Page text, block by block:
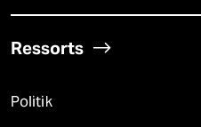
Ressorts
Politik